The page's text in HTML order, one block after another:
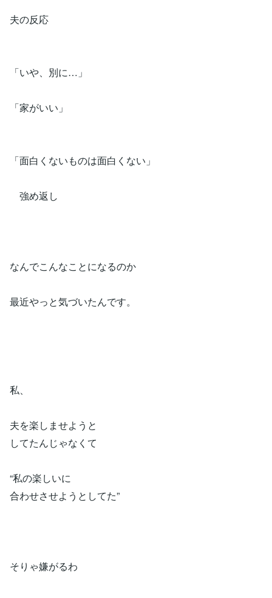
夫の反応
「いや、別に…」
「家がいい」
「面白くないものは面白くない」
強め返し
なんでこんなことになるのか
最近やっと気づいたんです。
私、
夫を楽しませようと
してたんじゃなくて
“私の楽しいに
合わせさせようとしてた”
そりゃ嫌がるわ